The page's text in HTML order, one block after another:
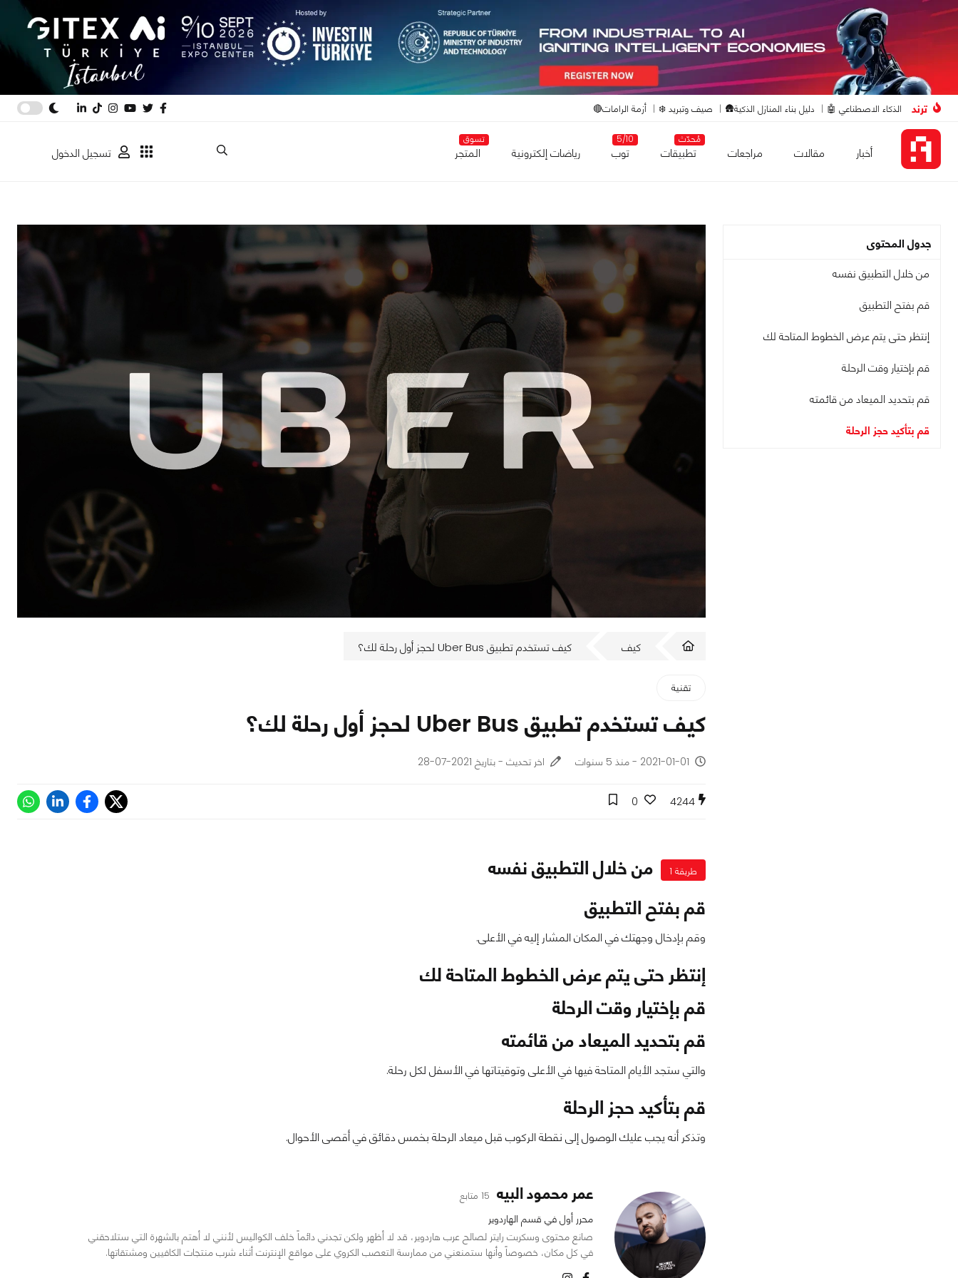
ترند الذكاء الاصطناعي 🤖 دليل بناء المنازل الذكية🛖 صيف وتبريد ❄️ أزمة الرامات🔴
أخبار مقالات مراجعات
مُحدّث
تطبيقات
5/10
توب رياضات إلكترونية
تسوق
المتجر تسجيل الدخول
جدول المحتوى
من خلال التطبيق نفسه
قم بفتح التطبيق
إنتظر حتى يتم عرض الخطوط المتاحة لك
قم بإختيار وقت الرحلة
قم بتحديد الميعاد من قائمته
قم بتأكيد حجز الرحلة
كيف كيف تستخدم تطبيق Uber Bus لحجز أول رحلة لك؟
تقنية
كيف تستخدم تطبيق Uber Bus لحجز أول رحلة لك؟
2021-01-01 - منذ 5 سنوات اخر تحديث - بتاريخ 2021-07-28
4244
0
طريقة 1
من خلال التطبيق نفسه
قم بفتح التطبيق
وقم بإدخال وجهتك في المكان المشار إليه في الأعلى.
إنتظر حتى يتم عرض الخطوط المتاحة لك
قم بإختيار وقت الرحلة
قم بتحديد الميعاد من قائمته
والتي ستجد الأيام المتاحة فيها في الأعلى وتوقيتاتها في الأسفل لكل رحلة.
قم بتأكيد حجز الرحلة
وتذكر أنه يجب عليك الوصول إلى نقطة الركوب قبل ميعاد الرحلة بخمس دقائق في أقصى الأحوال.
عمر محمود البيه 15 متابع
محرر أول في قسم الهاردوير
صانع محتوى وسكربت رايتر لصالح عرب هاردوير، قد لا أظهر ولكن تجدني دائماً خلف الكواليس لأنني لا أهتم بالشهرة التي ستلاحقني
في كل مكان، خصوصاً وأنها ستمنعني من ممارسة التعصب الكروي على مواقع الإنترنت أثناء شرب منتجات الكافيين ومشتقاتها.